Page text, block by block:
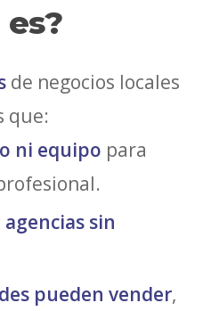
de negocios locales
que:
ni equipo para
sin
pueden vender,